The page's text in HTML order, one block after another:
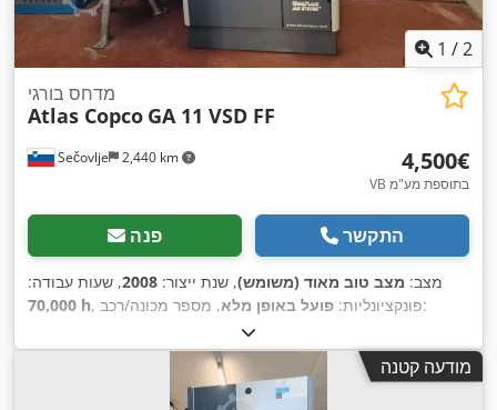
1 /2
Sečovlje 2,440 km
מדחס בורגי
Atlas Copco GA 11 VSD FF
‏4,500 ‏€
VB בתוספת מע"מ
פנה התקשר
מצב: מצב טוב מאוד (משומש), שנת ייצור: 2008, שעות עבודה:
70,000 h
, פונקציונליות: פועל באופן מלא
, מספר מכונה/רכב:
, רוחב כולל:595 מ"מ
1,212 מ"מ
, קיבולת מיכל דלק:500 ל , לחץ עבודה:10 קורה
, לחץ
(מינימום): 13 קורה 67 דציבל (dB) , סוג קירור: אוויר
ציוד:
מייבש קירור, תיעוד / מדריך
מודעה קטנה